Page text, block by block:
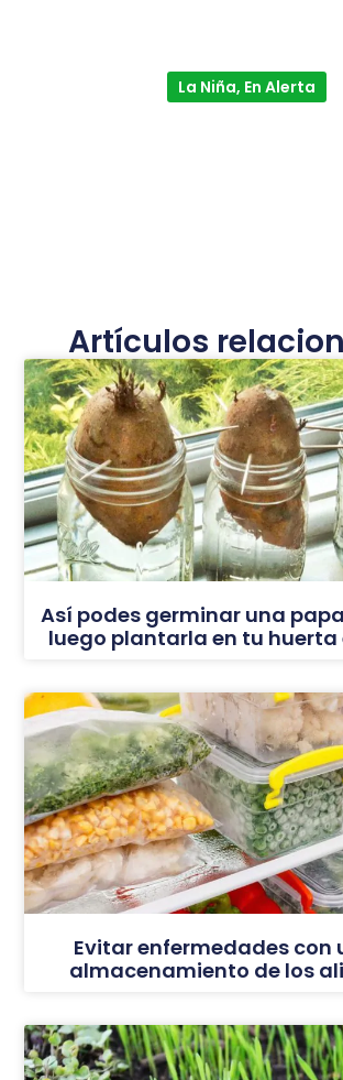
La Niña, En Alerta
Artículos
Así podes germinar una
luego plantarla en tu
Evitar enfermedades con
almacenamiento de los